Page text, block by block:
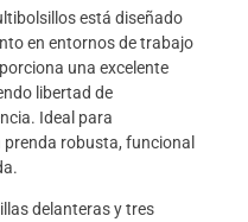
está diseñado
en entornos de trabajo
una excelente
libertad de
Ideal para
prenda robusta, funcional
delanteras y tres